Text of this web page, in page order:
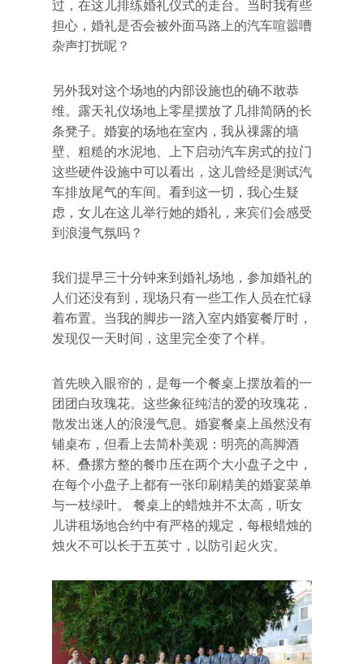
过，在这儿排练婚礼仪式的走台。当时我有些
担心，婚礼是否会被外面马路上的汽车喧嚣嘈
杂声打扰呢？
另外我对这个场地的内部设施也的确不敢恭
维。露天礼仪场地上零星摆放了几排简陃的长
条凳子。婚宴的场地在室内，我从祼露的墙
壁、粗糙的水泥地、上下启动汽车房式的拉门
这些硬件设施中可以看出，这儿曾经是测试汽
车排放尾气的车间。看到这一切，我心生疑
虑，女儿在这儿举行她的婚礼，来宾们会感受
到浪漫气氛吗？
我们提早三十分钟来到婚礼场地，参加婚礼的
人们还没有到，现场只有一些工作人员在忙碌
着布置。当我的脚步一踏入室内婚宴餐厅时，
发现仅一天时间，这里完全变了个样。
首先映入眼帘的，是每一个餐桌上摆放着的一
团团白玫瑰花。这些象征纯洁的爱的玫瑰花，
散发出迷人的浪漫气息。婚宴餐桌上虽然没有
铺桌布，但看上去简朴美观：明亮的高脚酒
杯、叠摞方整的餐巾压在两个大小盘子之中，
在每个小盘子上都有一张印刷精美的婚宴菜单
与一枝绿叶。 餐桌上的蜡烛并不太高，听女
儿讲租场地合约中有严格的规定，每根蜡烛的
烛火不可以长于五英寸，以防引起火灾。